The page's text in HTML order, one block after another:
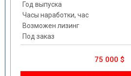
Год выпуска
Часы наработки, час
Возможен лизинг
Под заказ
75 000 $